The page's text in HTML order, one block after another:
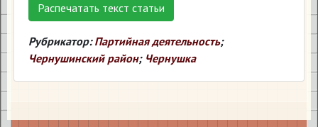
Распечатать текст статьи
Рубрикатор: Партийная деятельность;
Чернушинский район; Чернушка